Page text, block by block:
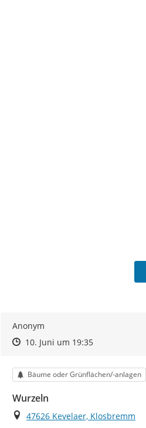
Anonym
Zeitpunkt des Erstellens
Zeitpunkt des Erstellens
10. Juni um 19:35Zur Äußerung
Kategorie
Bäume oder Grünflächen/-anlagen
Wurzeln
Ort
47626 Kevelaer, Klosbremm